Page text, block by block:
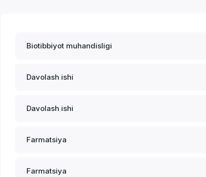
Biotibbiyot muhandisligi
Davolash ishi
Davolash ishi
Farmatsiya
Farmatsiya